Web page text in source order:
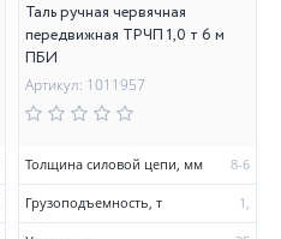
Таль ручная червячная
передвижная ТРЧП 1,0 т 6 м
ПБИ
Артикул: 1011957
Толщина силовой цепи, мм 8-6
Грузоподъемность, т 1,